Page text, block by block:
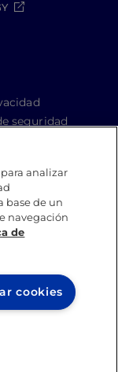
seguridad
analizar
base de un
navegación
de
cookies